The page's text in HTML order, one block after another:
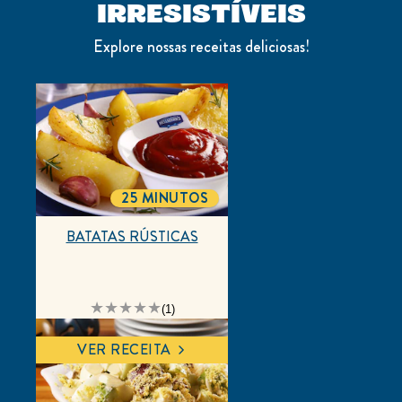
IRRESISTÍVEIS
Explore nossas receitas deliciosas!
classificação
média
deste
BATATAS
é
5.0
de
(1)
BATATAS RÚSTICAS
TOTALTIME
25 MINUTOS
VER RECEITA